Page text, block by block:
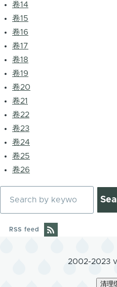
卷14
卷15
卷16
卷17
卷18
卷19
卷20
卷21
卷22
卷23
卷24
卷25
卷26
RSS feed
2002-2023